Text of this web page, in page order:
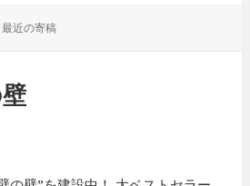
カ
ー
最近の寄稿